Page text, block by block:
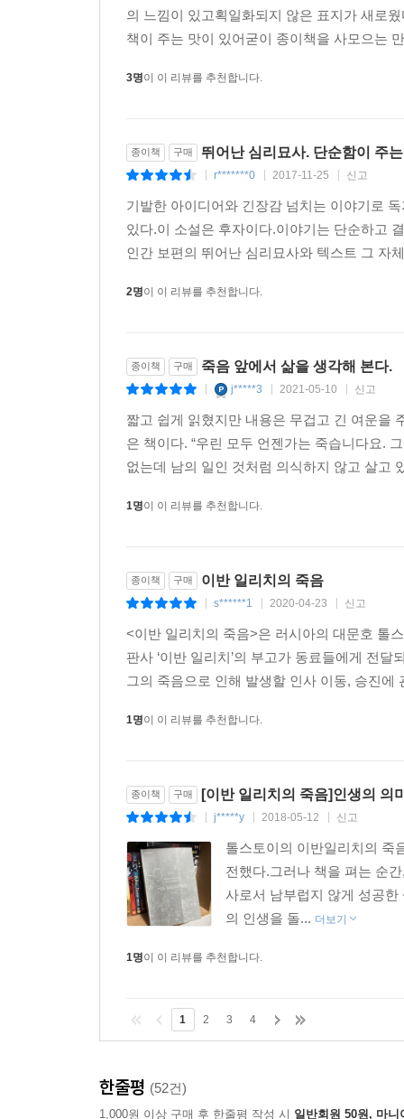
의 느낌이 있고획일화되지 않은 표지가 새로
책이 주는 맛이 있어굳이 종이책을 사모으는
3명이 이 리뷰를 추천합니다.
종이책 구매 뛰어난 심리묘사. 단순함이 주
r*******0 2017-11-25 신고
기발한 아이디어와 긴장감 넘치는 이야기로
있다.이 소설은 후자이다.이야기는 단순하고
인간 보편의 뛰어난 심리묘사와 텍스트 그 자
2명이 이 리뷰를 추천합니다.
종이책 구매 죽음 앞에서 삶을 생각해 본다.
j*****3 2021-05-10 신고
짧고 쉽게 읽혔지만 내용은 무겁고 긴 여운을
은 책이다. “우린 모두 언젠가는 죽습니다요.
없는데 남의 일인 것처럼 의식하지 않고 살고
1명이 이 리뷰를 추천합니다.
종이책 구매 이반 일리치의 죽음
s******1 2020-04-23 신고
<이반 일리치의 죽음>은 러시아의 대문호 톨
판사 ‘이반 일리치’의 부고가 동료들에게 전
그의 죽음으로 인해 발생할 인사 이동, 승진
1명이 이 리뷰를 추천합니다.
종이책 구매 [이반 일리치의 죽음]인생의 의
j*****y 2018-05-12 신고
톨스토이의 이반일리치의 죽
전했다.그러나 책을 펴는 순
사로서 남부럽지 않게 성공
의 인생을 돌... 더보기
1명이 이 리뷰를 추천합니다.
1 2 3 4
한줄평 (52건)
1,000원 이상 구매 후 한줄평 작성 시 일반회원 50원, 마니